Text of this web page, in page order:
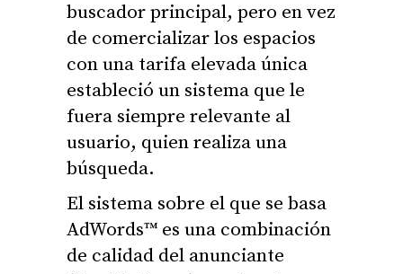
buscador principal, pero en vez
de comercializar los espacios
con una tarifa elevada única
estableció un sistema que le
fuera siempre relevante al
usuario, quien realiza una
búsqueda.
El sistema sobre el que se basa
AdWords™ es una combinación
de calidad del anunciante